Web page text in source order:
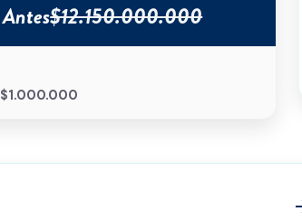
Antes$12.150.000.000
$1.000.000